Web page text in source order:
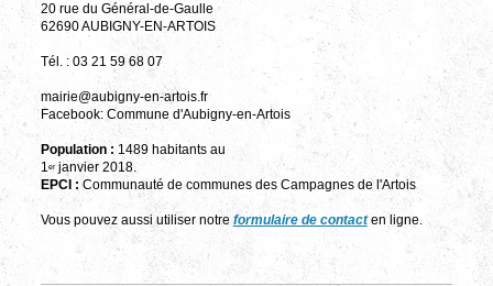
20 rue du Général-de-Gaulle
62690 AUBIGNY-EN-ARTOIS
Tél. : 03 21 59 68 07
mairie@aubigny-en-artois.fr
Facebook: Commune d'Aubigny-en-Artois
Population : 1489 habitants au
1 erjanvier 2018.
EPCI : Communauté de communes des Campagnes de l'Artois
Vous pouvez aussi utiliser notre formulaire de contact en ligne.